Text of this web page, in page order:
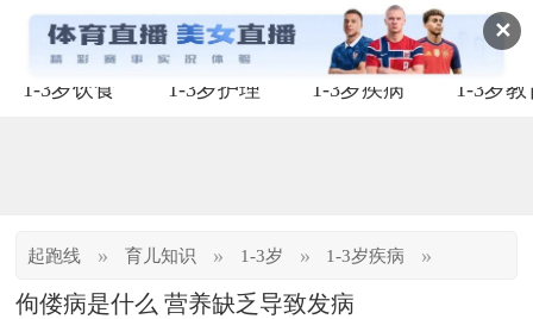
✕
1-3岁饮食 1-3岁护理 1-3岁疾病 1-3岁教
起跑线 » 育儿知识 » 1-3岁 » 1-3岁疾病 »
佝偻病是什么 营养缺乏导致发病